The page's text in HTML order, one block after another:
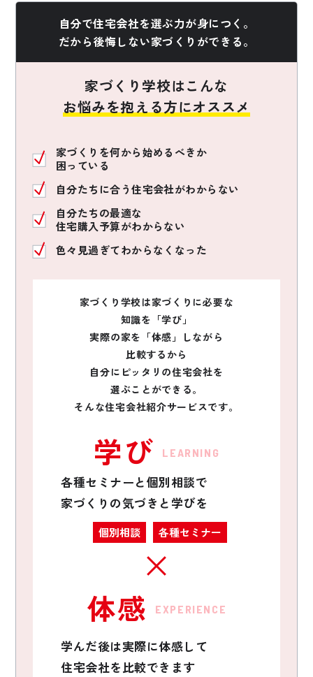
自分で住宅会社を選ぶ力が身につく。
だから後悔しない家づくりができる。
家づくり学校はこんな
お悩みを抱える方にオススメ
家づくりを何から始めるべきか
困っている
自分たちに合う住宅会社がわからない
自分たちの最適な
住宅購入予算がわからない
色々見過ぎてわからなくなった
家づくり学校は家づくりに必要な
知識を「学び」
実際の家を「体感」しながら
比較するから
自分にピッタリの住宅会社を
選ぶことができる。
そんな住宅会社紹介サービスです。
LEARNING
学び
各種セミナーと個別相談で
家づくりの気づきと学びを
個別相談 各種セミナー
EXPERIENCE
体感
学んだ後は実際に体感して
住宅会社を比較できます